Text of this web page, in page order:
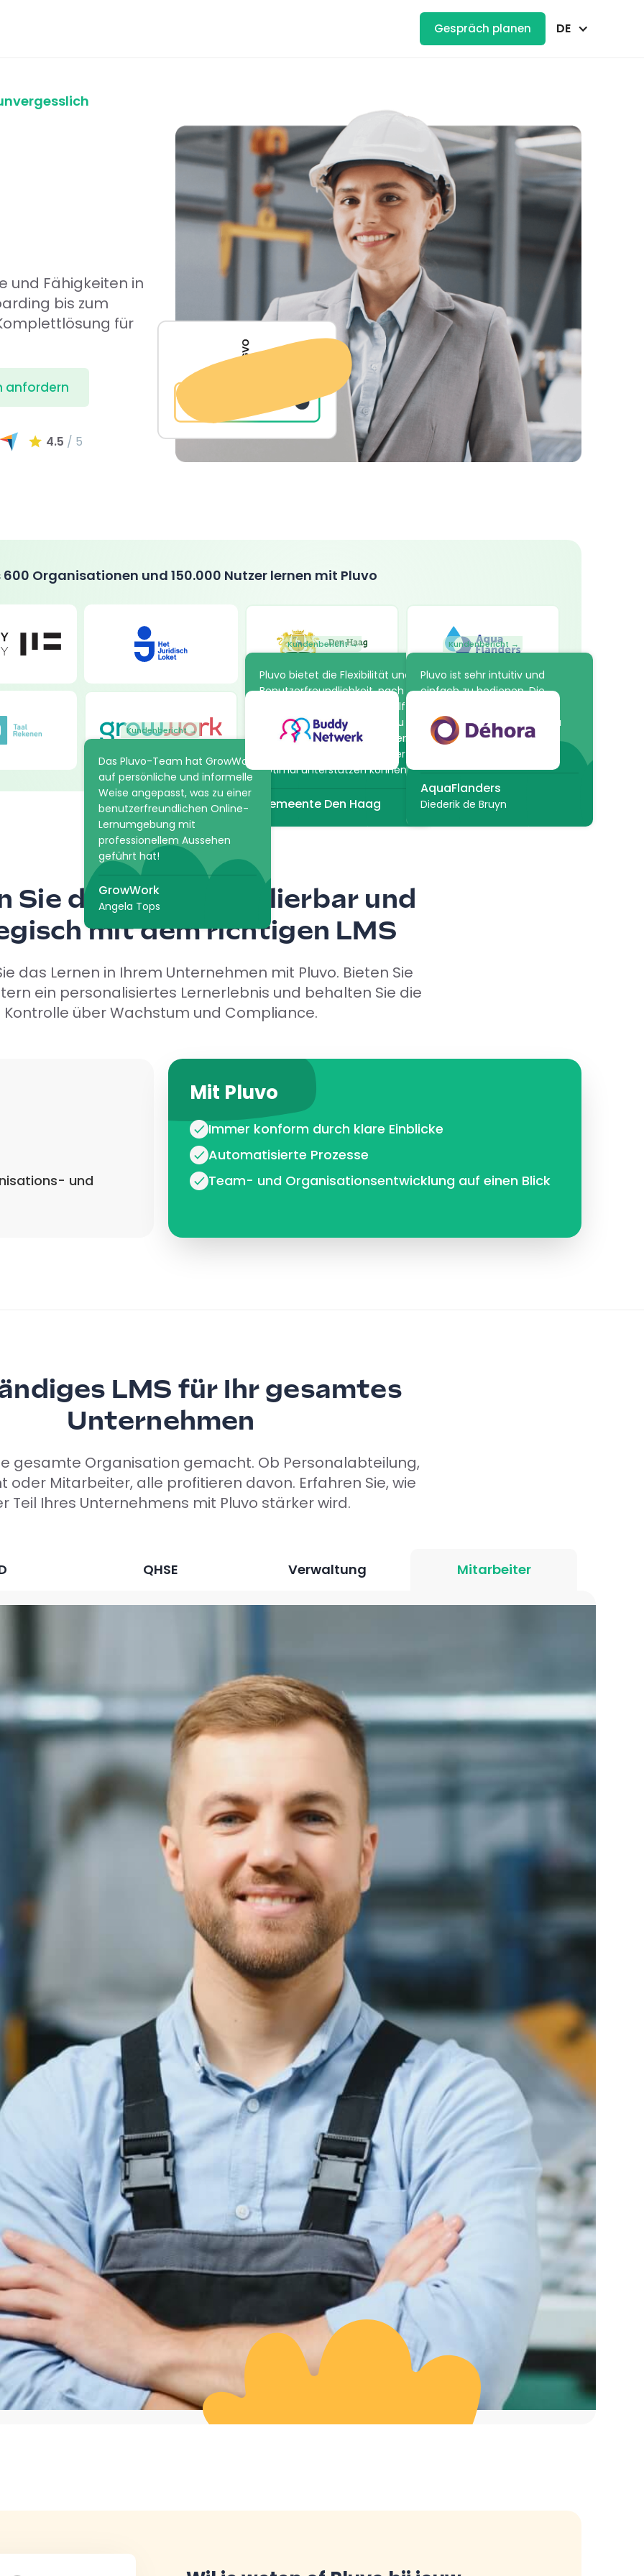
Gespräch planen DE
und Fähigkeiten in
bis zum
für
anfordern
4.5 / 5
600 Organisationen und 150.000 Nutzer lernen mit Pluvo
Kundenbericht →
Pluvo bietet die Flexibilität und
Benutzerfreundlichkeit, nach
der wir gesucht haben. Es hilft
uns, Lernprozesse einfach zu
strukturieren und anzupassen,
sodass wir unsere Mitarbeiter
optimal unterstützen können.
Gemeente Den Haag
Kundenbericht →
Pluvo ist sehr intuitiv und
einfach zu bedienen. Die
Möglichkeiten, einen Kurs zu
erstellen, aber auch den
AquaFlanders
Diederik de Bruyn
Kundenbericht →
Das Pluvo-Team hat GrowWork
auf persönliche und informelle
Weise angepasst, was zu einer
benutzerfreundlichen Online-
Lernumgebung mit
professionellem Aussehen
geführt hat!
GrowWork
Angela Tops
Sie das Lernen skalierbar und
mit dem richtigen LMS
das Lernen in Ihrem Unternehmen mit Pluvo. Bieten Sie
ein personalisiertes Lernerlebnis und behalten Sie die
Kontrolle über Wachstum und Compliance.
und
Mit Pluvo
Immer konform durch klare Einblicke
Automatisierte Prozesse
Team- und Organisationsentwicklung auf einen Blick
LMS für Ihr gesamtes
Unternehmen
gesamte Organisation gemacht. Ob Personalabteilung,
oder Mitarbeiter, alle profitieren davon. Erfahren Sie, wie
Teil Ihres Unternehmens mit Pluvo stärker wird.
QHSE Verwaltung Mitarbeiter